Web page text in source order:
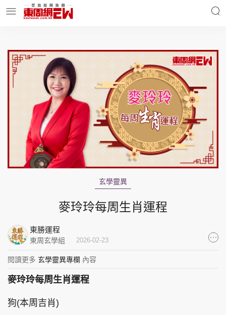
明星名人 時事財經
東周Ladies 優享生活
東周食玩通 會員活動
集團旗下品牌
玄學靈異
麥玲玲每周生肖運程
東勝運程
東周玄學組 2026-02-23
閱讀更多 玄學靈異專欄 內容
麥玲玲每周生肖運程
狗(本周吉肖)